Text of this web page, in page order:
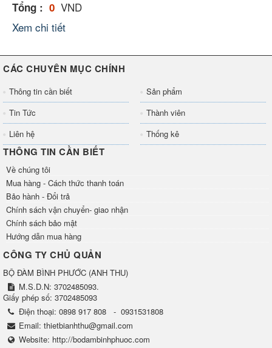
Tổng : 0 VND
Xem chi tiết
CÁC CHUYÊN MỤC CHÍNH
Thông tin cần biết
Sản phẩm
Tin Tức
Thành viên
Liên hệ
Thống kê
THÔNG TIN CẦN BIẾT
Về chúng tôi
Mua hàng - Cách thức thanh toán
Bảo hành - Đổi trả
Chính sách vận chuyển- giao nhận
Chính sách bảo mật
Hướng dẫn mua hàng
CÔNG TY CHỦ QUẢN
BỘ ĐÀM BÌNH PHƯỚC (ANH THU)
M.S.D.N: 3702485093.
Giấy phép số: 3702485093
Điện thoại: 0898 917 808 - 0931531808
Email: thietbianhthu@gmail.com
Website: http://bodambinhphuoc.com